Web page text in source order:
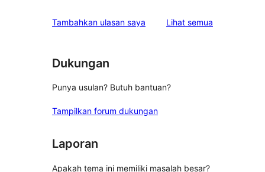
Tambahkan ulasan saya Lihat semua
Dukungan
Punya usulan? Butuh bantuan?
Tampilkan forum dukungan
Laporan
Apakah tema ini memiliki masalah besar?